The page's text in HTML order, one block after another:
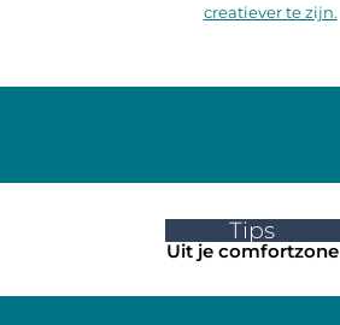
creatiever te zijn.
Tips
Uit je comfortzone